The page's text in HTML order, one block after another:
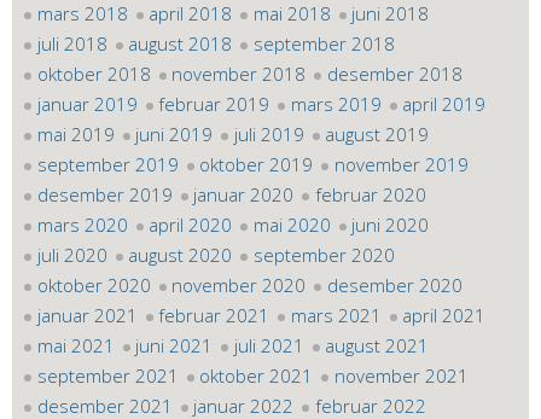
mars 2018
april 2018 mai 2018
juni 2018
juli 2018
august 2018
september 2018
oktober 2018
november 2018
desember 2018
januar 2019
februar 2019 mars 2019
april 2019
mai 2019
juni 2019 juli 2019
august 2019
september 2019
oktober 2019
november 2019
desember 2019
januar 2020
februar 2020
mars 2020
april 2020 mai 2020
juni 2020
juli 2020
august 2020
september 2020
oktober 2020
november 2020
desember 2020
januar 2021
februar 2021 mars 2021
april 2021
mai 2021
juni 2021 juli 2021
august 2021
september 2021
oktober 2021
november 2021
desember 2021
januar 2022
februar 2022